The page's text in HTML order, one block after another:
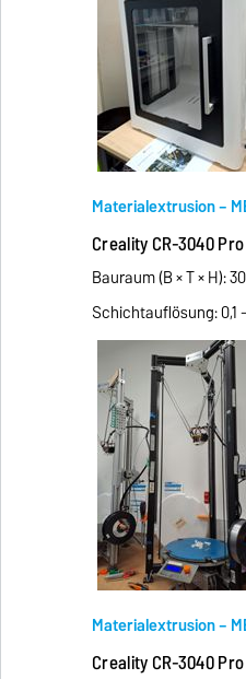
Materialextrusion –
Creality CR-3040 Pro
Bauraum (B × T × H):
Schichtauflösung: 0,1
Materialextrusion –
Creality CR-3040 Pro